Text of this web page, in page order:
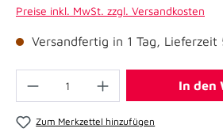
Preise inkl. MwSt. zzgl. Versandkosten
Versandfertig in 1 Tag, Lieferzeit
In den
Zum Merkzettel hinzufügen